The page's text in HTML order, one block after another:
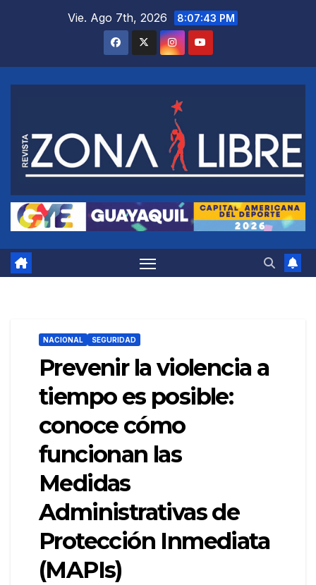
Vie. Ago 7th, 2026 8:07:44 PM
NACIONAL SEGURIDAD
Prevenir la violencia a
tiempo es posible:
conoce cómo
funcionan las
Medidas
Administrativas de
Protección Inmediata
(MAPIs)